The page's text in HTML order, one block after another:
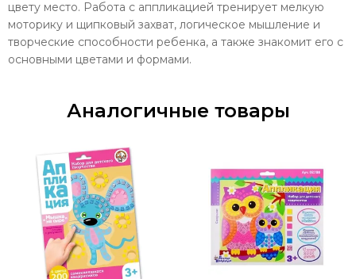
цвету место. Работа с аппликацией тренирует мелкую
моторику и щипковый захват, логическое мышление и
творческие способности ребенка, а также знакомит его с
основными цветами и формами.
Аналогичные товары